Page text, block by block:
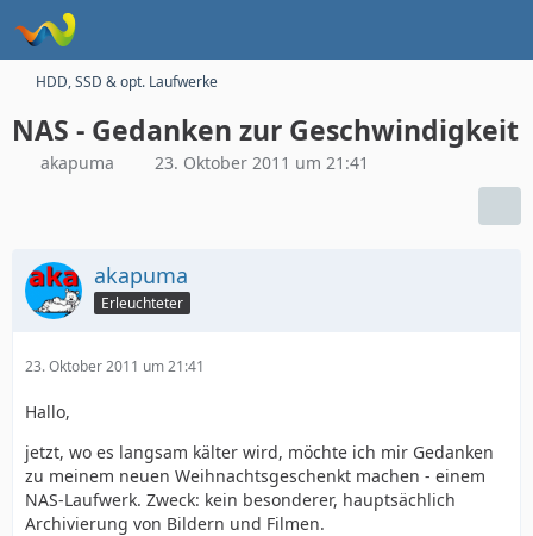
HDD, SSD & opt. Laufwerke
NAS - Gedanken zur Geschwindigkeit
akapuma 23. Oktober 2011 um 21:41
akapuma
Erleuchteter
23. Oktober 2011 um 21:41
Hallo,
jetzt, wo es langsam kälter wird, möchte ich mir Gedanken
zu meinem neuen Weihnachtsgeschenkt machen - einem
NAS-Laufwerk. Zweck: kein besonderer, hauptsächlich
Archivierung von Bildern und Filmen.